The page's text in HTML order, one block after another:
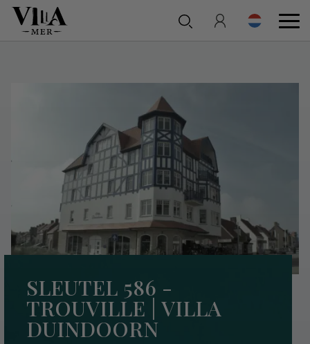
SLEUTEL 586 -
TROUVILLE | VILLA
DUINDOORN